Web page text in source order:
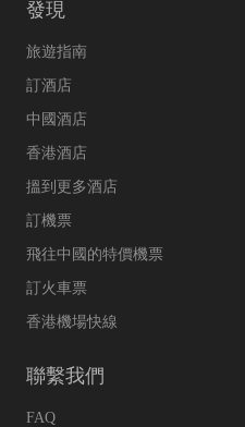
發現
旅遊指南
訂酒店
中國酒店
香港酒店
搵到更多酒店
訂機票
飛往中國的特價機票
訂火車票
香港機場快線
聯繫我們
FAQ